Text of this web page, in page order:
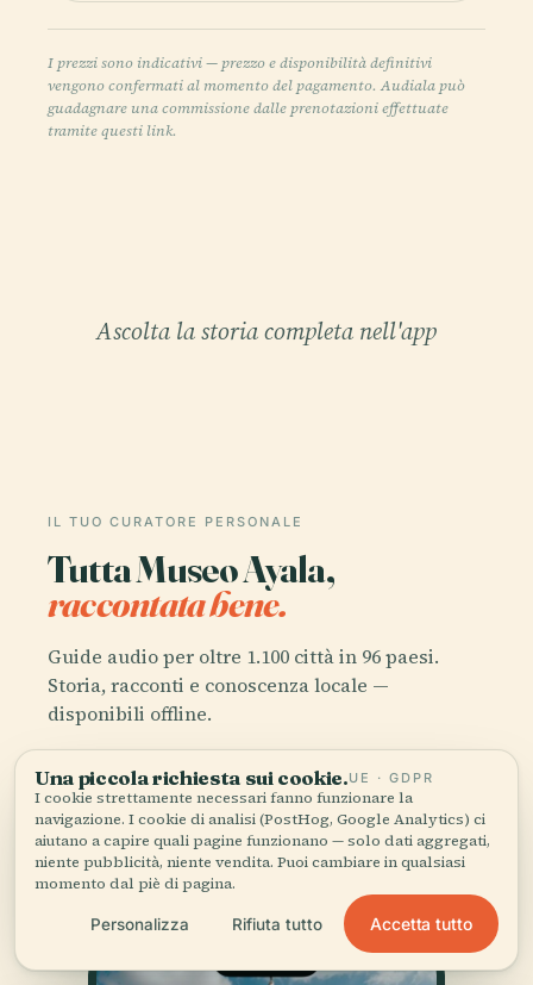
I prezzi sono indicativi — prezzo e disponibilità definitivi
vengono confermati al momento del pagamento. Audiala può
guadagnare una commissione dalle prenotazioni effettuate
tramite questi link.
Ascolta la storia completa nell'app
IL TUO CURATORE PERSONALE
Tutta Museo Ayala,
raccontata bene.
Guide audio per oltre 1.100 città in 96 paesi.
Storia, racconti e conoscenza locale —
disponibili offline.
Scarica l'app
Unisciti a oltre 50.000 viaggiatori
Una piccola richiesta sui cookie.UE · GDPR
I cookie strettamente necessari fanno funzionare la
navigazione. I cookie di analisi (PostHog, Google Analytics) ci
aiutano a capire quali pagine funzionano — solo dati aggregati,
niente pubblicità, niente vendita. Puoi cambiare in qualsiasi
momento dal piè di pagina.
Personalizza Rifiuta tutto Accetta tutto